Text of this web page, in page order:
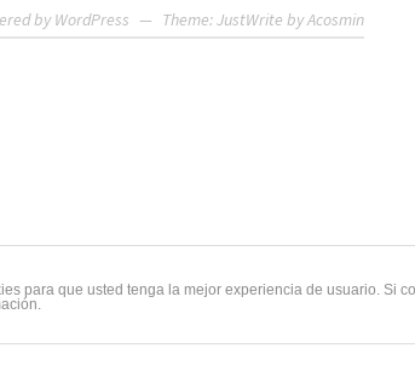
by WordPress — Theme: JustWrite byAcosmin
para que usted tenga la mejor experiencia de usuario. Si